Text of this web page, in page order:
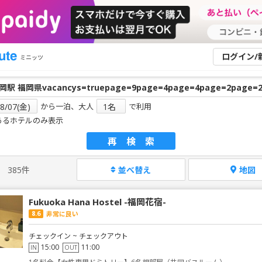
ミニッツ ログイン/
から一泊、大人
で利用
るホテルのみ表示
再検索
385件 並べ替え 地図
Fukuoka Hana Hostel -福岡花宿-
8.6 非常に良い
チェックイン ~ チェックアウト
IN 15:00 OUT 11:00